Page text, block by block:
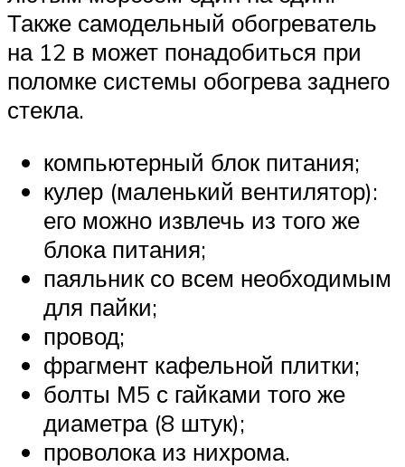
Также самодельный обогреватель
на 12 в может понадобиться при
поломке системы обогрева заднего
стекла.
компьютерный блок питания;
кулер (маленький вентилятор):
его можно извлечь из того же
блока питания;
паяльник со всем необходимым
для пайки;
провод;
фрагмент кафельной плитки;
болты М5 с гайками того же
диаметра (8 штук);
проволока из нихрома.